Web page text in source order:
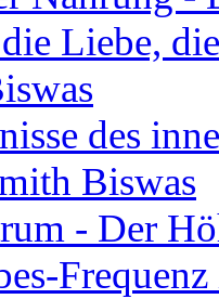
Liebe,
des
Biswas
- Der